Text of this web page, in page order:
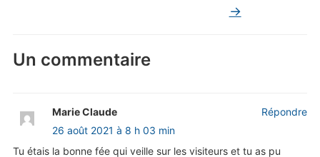
→
Un commentaire
Marie Claude
26 août 2021 à 8 h 03 min
Tu étais la bonne fée qui veille sur les visiteurs et tu as pu
Répondre